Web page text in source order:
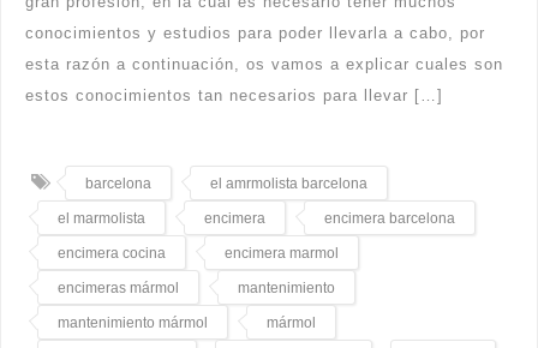
conocimientos y estudios para poder llevarla a cabo, por
esta razón a continuación, os vamos a explicar cuales son
estos conocimientos tan necesarios para llevar […]
barcelona el amrmolista barcelona
el marmolista encimera encimera barcelona
encimera cocina encimera marmol
encimeras mármol mantenimiento
mantenimiento mármol mármol